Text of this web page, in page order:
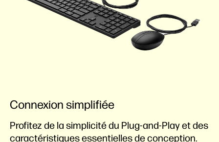
Connexion simplifiée
Profitez de la simplicité du Plug-and-Play et des
caractéristiques essentielles de conception.